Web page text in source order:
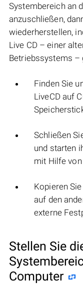
Systembereich an
anzuschließen,
wiederherstellen,
Live CD – einer
Betriebssystems –
Finden Sie
LiveCD auf
Schließen
und starten
mit Hilfe
Kopieren
auf den
externe
Stellen Sie
Computer